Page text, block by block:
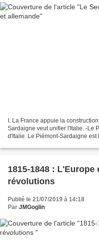
I. La France appuie la
Sardaigne veut unifier l'Italie. -Le
d'Italie. Le Piémont-Sardaigne est
1815-1848 :
révolutions
Publié le 21/07/2019 à 14:18
Par JMGoglin